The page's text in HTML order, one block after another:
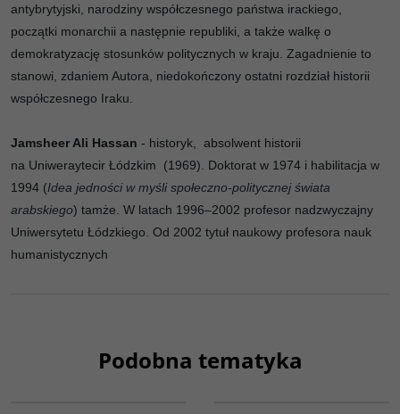
antybrytyjski, narodziny współczesnego państwa irackiego,
początki monarchii a następnie republiki, a także walkę o
demokratyzację stosunków politycznych w kraju. Zagadnienie to
stanowi, zdaniem Autora, niedokończony ostatni rozdział historii
współczesnego Iraku.
Jamsheer Ali Hassan - historyk, absolwent historii
na Uniweraytecir Łódzkim
(1969). Doktorat w 1974 i habilitacja w
1994 (Idea jedności w myśli społeczno-politycznej świata
arabskiego) tamże. W latach 1996–2002 profesor nadzwyczajny
Uniwersytetu Łódzkiego. Od 2002 tytuł naukowy profesora nauk
humanistycznych
Podobna tematyka